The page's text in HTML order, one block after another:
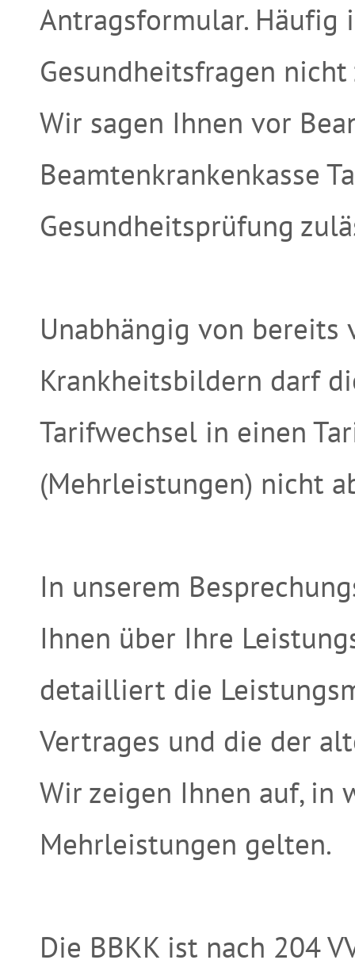
Antragsformular.
Gesundheitsfragen nicht
Wir sagen Ihnen vor
Beamtenkrankenkasse
Gesundheitsprüfung
Unabhängig von bereits
Krankheitsbildern darf
Tarifwechsel in einen
(Mehrleistungen) nicht
In unserem
Ihnen über Ihre
detailliert die
Vertrages und die der
Wir zeigen Ihnen auf, in
Mehrleistungen gelten.
Die BBKK ist nach 204